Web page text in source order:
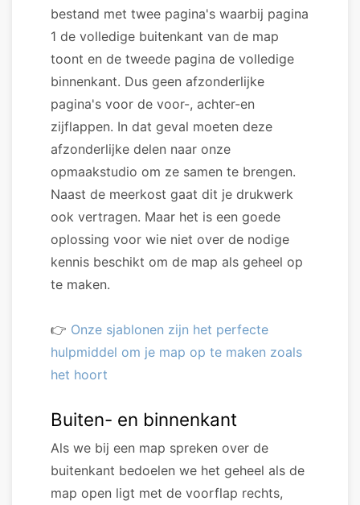
bestand met twee pagina's waarbij pagina
1 de volledige buitenkant van de map
toont en de tweede pagina de volledige
binnenkant. Dus geen afzonderlijke
pagina's voor de voor-, achter-en
zijflappen. In dat geval moeten deze
afzonderlijke delen naar onze
opmaakstudio om ze samen te brengen.
Naast de meerkost gaat dit je drukwerk
ook vertragen. Maar het is een goede
oplossing voor wie niet over de nodige
kennis beschikt om de map als geheel op
te maken.
👉 Onze sjablonen zijn het perfecte
hulpmiddel om je map op te maken zoals
het hoort
Buiten- en binnenkant
Als we bij een map spreken over de
buitenkant bedoelen we het geheel als de
map open ligt met de voorflap rechts,